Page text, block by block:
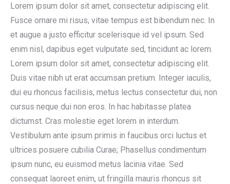
Lorem ipsum dolor sit amet, consectetur adipiscing elit.
Fusce ornare mi risus, vitae tempus est bibendum nec. In
et augue a justo efficitur scelerisque id vel ipsum. Sed
enim nisl, dapibus eget vulputate sed, tincidunt ac lorem.
Lorem ipsum dolor sit amet, consectetur adipiscing elit.
Duis vitae nibh ut erat accumsan pretium. Integer iaculis,
dui eu rhoncus facilisis, metus lectus consectetur dui, non
cursus neque dui non eros. In hac habitasse platea
dictumst. Cras molestie eget lorem in interdum.
Vestibulum ante ipsum primis in faucibus orci luctus et
ultrices posuere cubilia Curae; Phasellus condimentum
ipsum nunc, eu euismod metus lacinia vitae. Sed
consequat laoreet enim, ut fringilla mauris rhoncus sit